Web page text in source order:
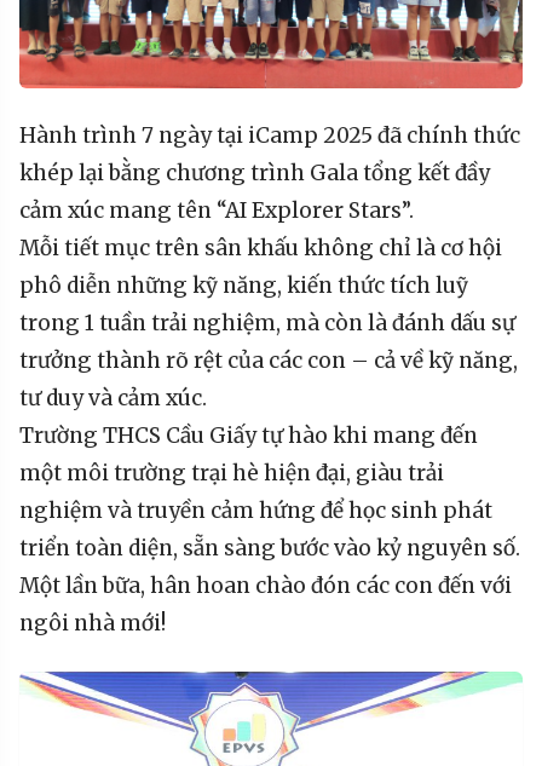
Hành trình 7 ngày tại iCamp 2025 đã chính thức
khép lại bằng chương trình Gala tổng kết đầy
cảm xúc mang tên “AI Explorer Stars”.
Mỗi tiết mục trên sân khấu không chỉ là cơ hội
phô diễn những kỹ năng, kiến thức tích luỹ
trong 1 tuần trải nghiệm, mà còn là đánh dấu sự
trưởng thành rõ rệt của các con – cả về kỹ năng,
tư duy và cảm xúc.
Trường THCS Cầu Giấy tự hào khi mang đến
một môi trường trại hè hiện đại, giàu trải
nghiệm và truyền cảm hứng để học sinh phát
triển toàn diện, sẵn sàng bước vào kỷ nguyên số.
Một lần bữa, hân hoan chào đón các con đến với
ngôi nhà mới!